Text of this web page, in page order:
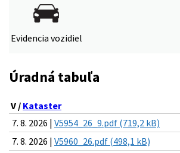
Evidencia vozidiel
Úradná tabuľa
V / Kataster
7. 8. 2026 | V5954_26_9.pdf (719,2 kB)
7. 8. 2026 | V5960_26.pdf (498,1 kB)